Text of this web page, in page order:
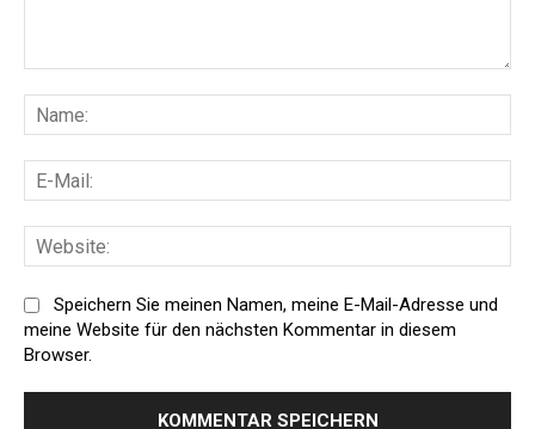
Speichern Sie meinen Namen, meine E-Mail-Adresse und
meine Website für den nächsten Kommentar in diesem
Browser.